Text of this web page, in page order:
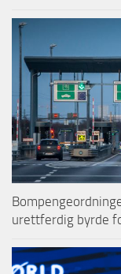
urettferdig byrde